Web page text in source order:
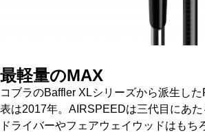
最軽量のMAX
コブラのBaffler XLシリーズから派生し
表は2017年。AIRSPEEDは三代目にあた
ドライバーやフェアウェイウッドはもち